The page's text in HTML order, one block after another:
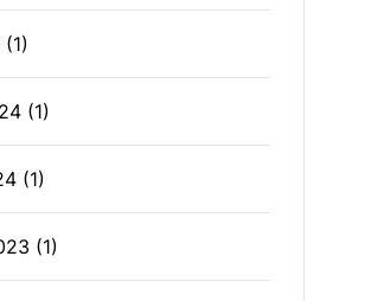
(1)
(1)
(1)
(1)